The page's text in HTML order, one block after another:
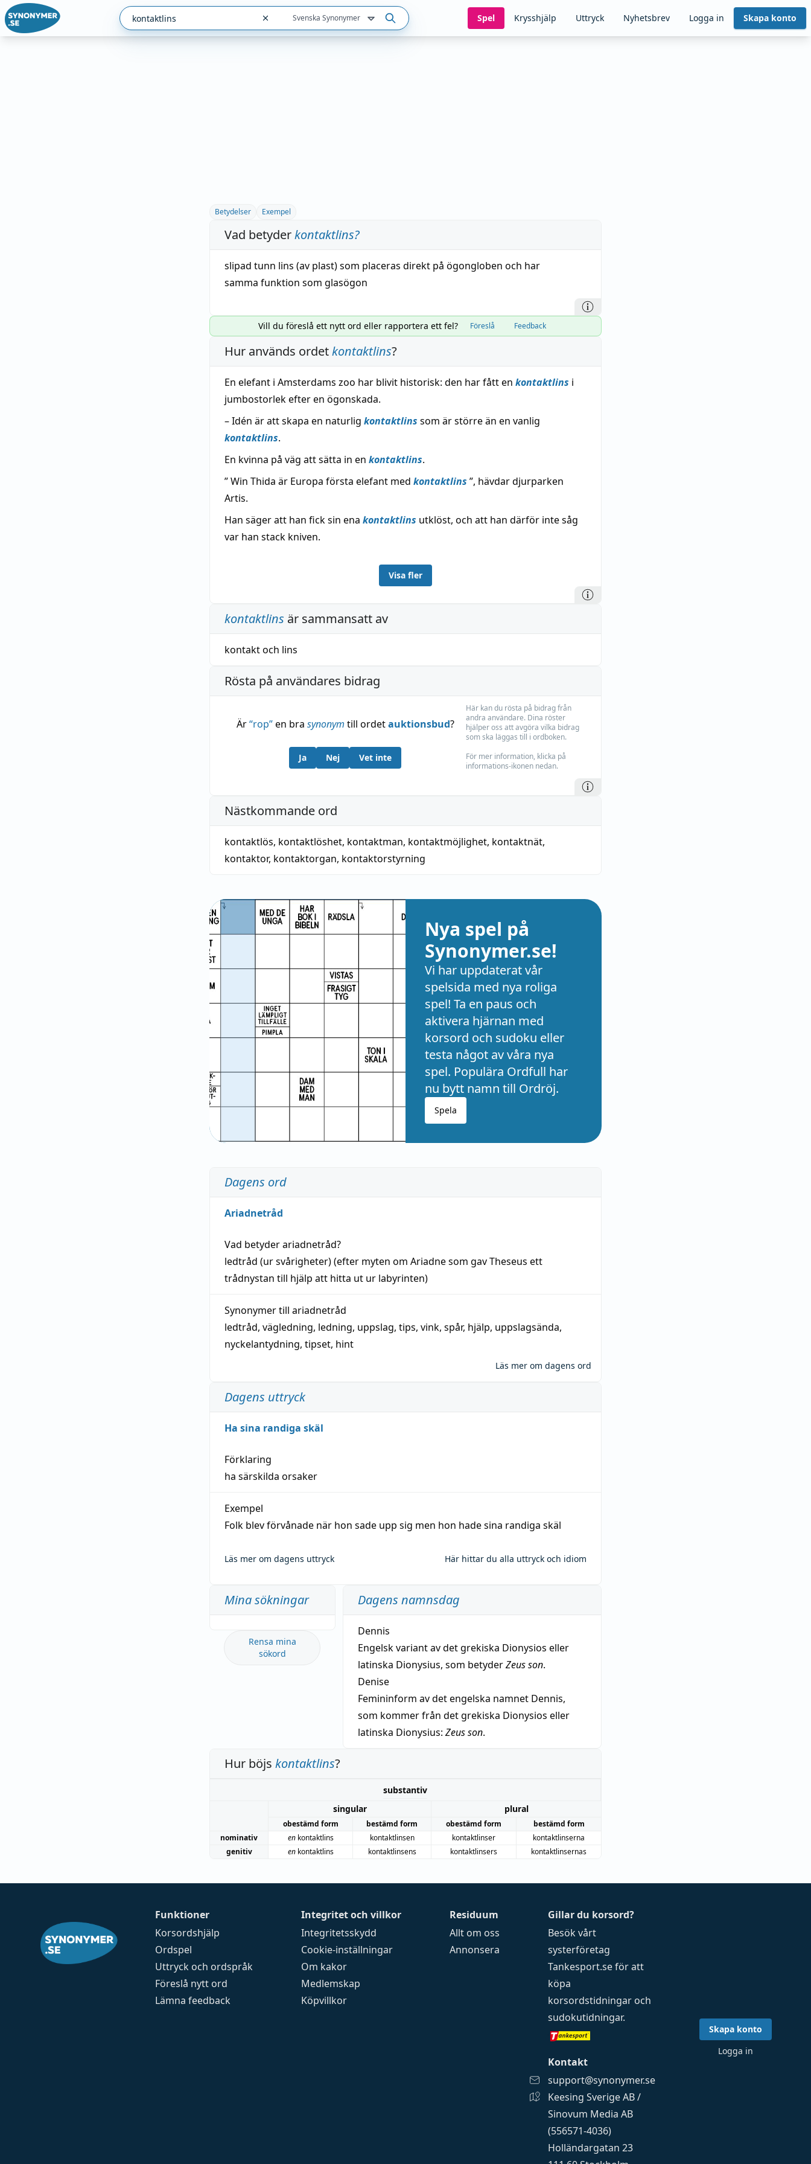
Svenska Synonymer Spel Krysshjälp Uttryck Nyhetsbrev Logga in Skapa konto
Betydelser Exempel
Vad betyderkontaktlins?
slipad tunn lins (av plast) som placeras direkt på ögongloben och har
samma funktion som glasögon
Vill du föreslå ett nytt ord eller rapportera ett fel? Föreslå Feedback
Hur används ordetkontaktlins?
En elefant i Amsterdams zoo har blivit historisk: den har fått en kontaktlins i
jumbostorlek efter en ögonskada.
– Idén är att skapa en naturlig kontaktlins som är större än en vanlig
kontaktlins.
En kvinna på väg att sätta in en kontaktlins.
” Win Thida är Europa första elefant med kontaktlins ”, hävdar djurparken
Artis.
Han säger att han fick sin ena kontaktlins utklöst, och att han därför inte såg
var han stack kniven.
Visa fler
kontaktlins är sammansatt av
kontaktoch lins
Rösta på användares bidrag
Är“rop”en bra synonym till ordetauktionsbud?
Ja Nej Vet inte
Här kan du rösta på bidrag från
andra användare. Dina röster
hjälper oss att avgöra vilka bidrag
som ska läggas till i ordboken.
För mer information, klicka på
informations-ikonen nedan.
Nästkommande ord
kontaktlös, kontaktlöshet, kontaktman, kontaktmöjlighet, kontaktnät,
kontaktor, kontaktorgan, kontaktorstyrning
Nya spel på
Synonymer.se!
Vi har uppdaterat vår
spelsida med nya roliga
spel! Ta en paus och
aktivera hjärnan med
korsord och sudoku eller
testa något av våra nya
spel. Populära Ordfull har
nu bytt namn till Ordröj.
Spela
Dagens ord
Ariadnetråd
Vad betyderariadnetråd?
ledtråd (ur svårigheter) (efter myten om Ariadne som gav Theseus ett
trådnystan till hjälp att hitta ut ur labyrinten)
Synonymer till ariadnetråd
ledtråd, vägledning, ledning, uppslag, tips, vink, spår, hjälp, uppslagsända,
nyckelantydning, tipset, hint
Läs mer om dagens ord
Dagens uttryck
Ha sina randiga skäl
Förklaring
ha särskilda orsaker
Exempel
Folk blev förvånade när hon sade upp sig men hon hade sina randiga skäl
Läs mer om dagens uttryck Här hittar du alla uttryck och idiom
Mina sökningar
Rensa mina
sökord
Dagens namnsdag
Dennis
Engelsk variant av det grekiska Dionysios eller
latinska Dionysius, som betyderZeus son.
Denise
Femininform av det engelska namnet Dennis,
som kommer från det grekiska Dionysios eller
latinska Dionysius: Zeus son.
Hur böjs kontaktlins?
substantiv
singular
plural
obestämd form bestämd form obestämd form
bestämd form
nominativ
enkontaktlins kontaktlinsen kontaktlinser
kontaktlinserna
genitiv
enkontaktlins kontaktlinsens kontaktlinsers kontaktlinsernas
Funktioner
Korsordshjälp
Ordspel
Uttryck och ordspråk
Föreslå nytt ord
Lämna feedback
Integritet och villkor
Integritetsskydd
Cookie-inställningar
Om kakor
Medlemskap
Köpvillkor
Residuum
Allt om oss
Annonsera
Gillar du korsord?
Besök vårt
systerföretag
Tankesport.seför att
köpa
korsordstidningar och
sudokutidningar.
Kontakt
support@synonymer.se
Keesing Sverige AB /
Sinovum Media AB
(556571-4036)
Holländargatan 23
Skapa konto
Logga in